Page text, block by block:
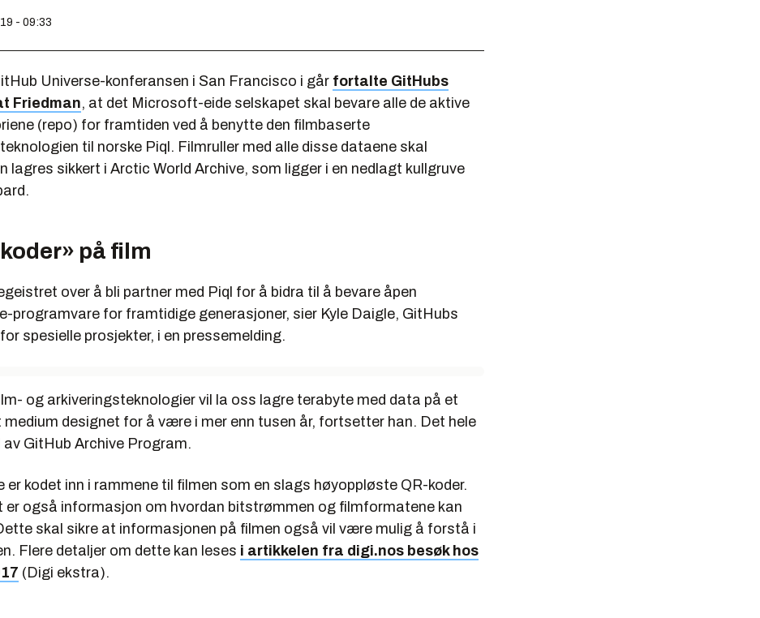
- 09:33
Universe-konferansen i San Francisco i går fortalte GitHubs
Friedman, at det Microsoft-eide selskapet skal bevare alle de aktive
(repo) for framtiden ved å benytte den filmbaserte
til norske Piql. Filmruller med alle disse dataene skal
lagres sikkert i Arctic World Archive, som ligger i en nedlagt kullgruve
på film
over å bli partner med Piql for å bidra til å bevare åpen
programvare for framtidige generasjoner, sier Kyle Daigle, GitHubs
spesielle prosjekter, i en pressemelding.
og arkiveringsteknologier vil la oss lagre terabyte med data på et
medium designet for å være i mer enn tusen år, fortsetter han. Det hele
av GitHub Archive Program.
er kodet inn i rammene til filmen som en slags høyoppløste QR-koder.
er også informasjon om hvordan bitstrømmen og filmformatene kan
skal sikre at informasjonen på filmen også vil være mulig å forstå i
Flere detaljer om dette kan leses i artikkelen fra digi.nos besøk hos
(Digi ekstra).